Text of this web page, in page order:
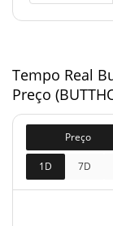
Butthole
mercado
Totalmente
Limite de
Tempo Real
Preço
Preço
1D 7D